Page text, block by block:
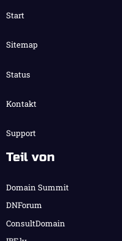
Start
Sitemap
Status
Kontakt
Support
Teil von
Domain Summit
DNForum
ConsultDomain